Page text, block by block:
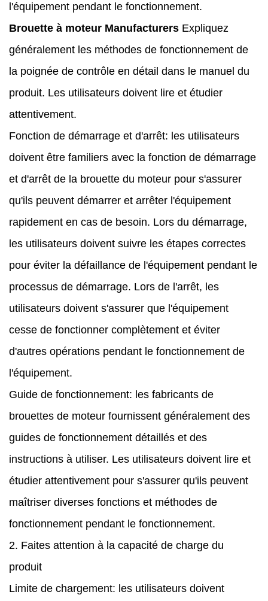
l'équipement pendant le fonctionnement.
Brouette à moteur Manufacturers Expliquez
généralement les méthodes de fonctionnement de
la poignée de contrôle en détail dans le manuel du
produit. Les utilisateurs doivent lire et étudier
attentivement.
Fonction de démarrage et d'arrêt: les utilisateurs
doivent être familiers avec la fonction de démarrage
et d'arrêt de la brouette du moteur pour s'assurer
qu'ils peuvent démarrer et arrêter l'équipement
rapidement en cas de besoin. Lors du démarrage,
les utilisateurs doivent suivre les étapes correctes
pour éviter la défaillance de l'équipement pendant le
processus de démarrage. Lors de l'arrêt, les
utilisateurs doivent s'assurer que l'équipement
cesse de fonctionner complètement et éviter
d'autres opérations pendant le fonctionnement de
l'équipement.
Guide de fonctionnement: les fabricants de
brouettes de moteur fournissent généralement des
guides de fonctionnement détaillés et des
instructions à utiliser. Les utilisateurs doivent lire et
étudier attentivement pour s'assurer qu'ils peuvent
maîtriser diverses fonctions et méthodes de
fonctionnement pendant le fonctionnement.
2. Faites attention à la capacité de charge du
produit
Limite de chargement: les utilisateurs doivent